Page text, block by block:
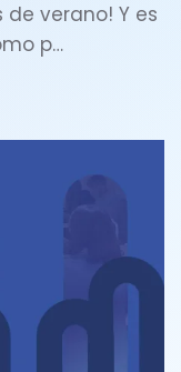
verano! Y es
p…